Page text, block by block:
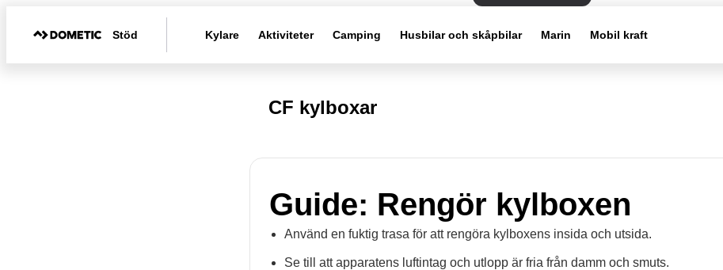
Stöd Kylare Aktiviteter Camping Husbilar och skåpbilar Marin Mobil kraft
CF kylboxar
Guide: Rengör kylboxen
Använd en fuktig trasa för att rengöra kylboxens insida och utsida.
Se till att apparatens luftintag och utlopp är fria från damm och smuts.